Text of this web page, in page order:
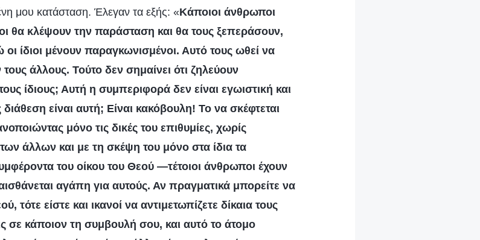
μου κατάσταση. Έλεγαν τα εξής: «Κάποιοι άνθρωποι
θα κλέψουν την παράσταση και θα τους ξεπεράσουν,
ίδιοι μένουν παραγκωνισμένοι. Αυτό τους ωθεί να
τους άλλους. Τούτο δεν σημαίνει ότι ζηλεύουν
ίδιους; Αυτή η συμπεριφορά δεν είναι εγωιστική και
είναι αυτή; Είναι κακόβουλη! Το να σκέφτεται
μόνο τις δικές του επιθυμίες, χωρίς
άλλων και με τη σκέψη του μόνο στα ίδια τα
του οίκου του Θεού —τέτοιοι άνθρωποι έχουν
αγάπη για αυτούς. Αν πραγματικά μπορείτε να
τότε είστε και ικανοί να αντιμετωπίζετε δίκαια τους
κάποιον τη συμβουλή σου, και αυτό το άτομο